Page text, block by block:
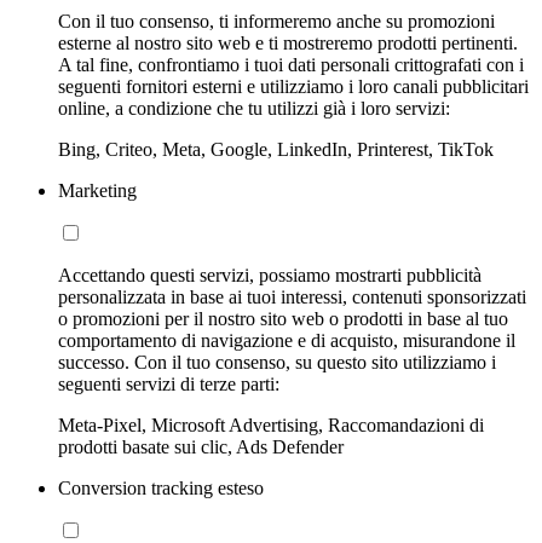
Con il tuo consenso, ti informeremo anche su promozioni
esterne al nostro sito web e ti mostreremo prodotti pertinenti.
A tal fine, confrontiamo i tuoi dati personali crittografati con i
seguenti fornitori esterni e utilizziamo i loro canali pubblicitari
online, a condizione che tu utilizzi già i loro servizi:
Bing, Criteo, Meta, Google, LinkedIn, Printerest, TikTok
Marketing
Accettando questi servizi, possiamo mostrarti pubblicità
personalizzata in base ai tuoi interessi, contenuti sponsorizzati
o promozioni per il nostro sito web o prodotti in base al tuo
comportamento di navigazione e di acquisto, misurandone il
successo. Con il tuo consenso, su questo sito utilizziamo i
seguenti servizi di terze parti:
Meta-Pixel, Microsoft Advertising, Raccomandazioni di
prodotti basate sui clic, Ads Defender
Conversion tracking esteso